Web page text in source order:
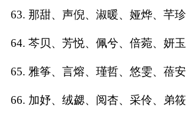
63. 那甜、声倪、淑暖、娅烨、芊珍
64. 芩贝、芳悦、佩兮、倍菀、妍玉
65. 雅筝、言熔、瑾哲、悠雯、蓓安
66. 加妤、绒勰、阅杏、采伶、弟筱